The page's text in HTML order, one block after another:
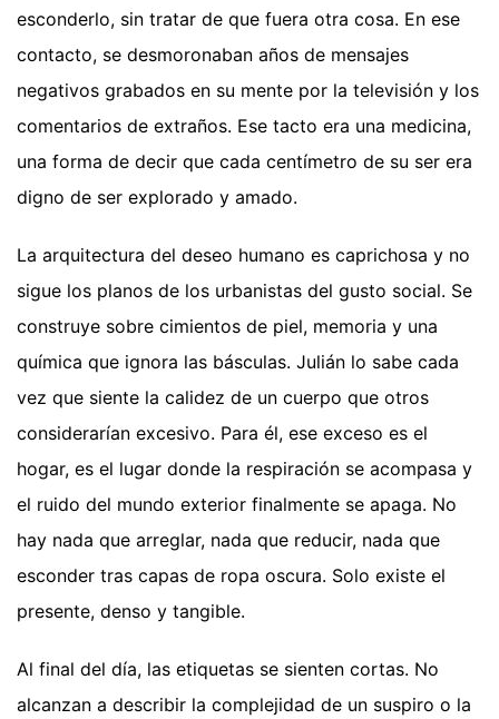
esconderlo, sin tratar de que fuera otra cosa. En ese
contacto, se desmoronaban años de mensajes
negativos grabados en su mente por la televisión y los
comentarios de extraños. Ese tacto era una medicina,
una forma de decir que cada centímetro de su ser era
digno de ser explorado y amado.
La arquitectura del deseo humano es caprichosa y no
sigue los planos de los urbanistas del gusto social. Se
construye sobre cimientos de piel, memoria y una
química que ignora las básculas. Julián lo sabe cada
vez que siente la calidez de un cuerpo que otros
considerarían excesivo. Para él, ese exceso es el
hogar, es el lugar donde la respiración se acompasa y
el ruido del mundo exterior finalmente se apaga. No
hay nada que arreglar, nada que reducir, nada que
esconder tras capas de ropa oscura. Solo existe el
presente, denso y tangible.
Al final del día, las etiquetas se sienten cortas. No
alcanzan a describir la complejidad de un suspiro o la